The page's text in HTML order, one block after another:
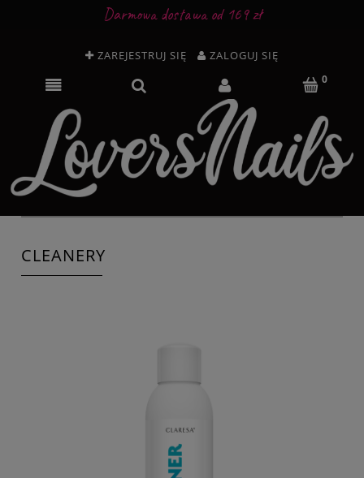
Darmowa dostawa od 169 zł
ZAREJESTRUJ SIĘ ZALOGUJ SIĘ
CLEANERY